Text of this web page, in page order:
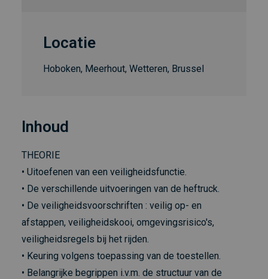
Locatie
Hoboken, Meerhout, Wetteren, Brussel
Inhoud
THEORIE
• Uitoefenen van een veiligheidsfunctie.
• De verschillende uitvoeringen van de heftruck.
• De veiligheidsvoorschriften : veilig op- en
afstappen, veiligheidskooi, omgevingsrisico's,
veiligheidsregels bij het rijden.
• Keuring volgens toepassing van de toestellen.
• Belangrijke begrippen i.v.m. de structuur van de